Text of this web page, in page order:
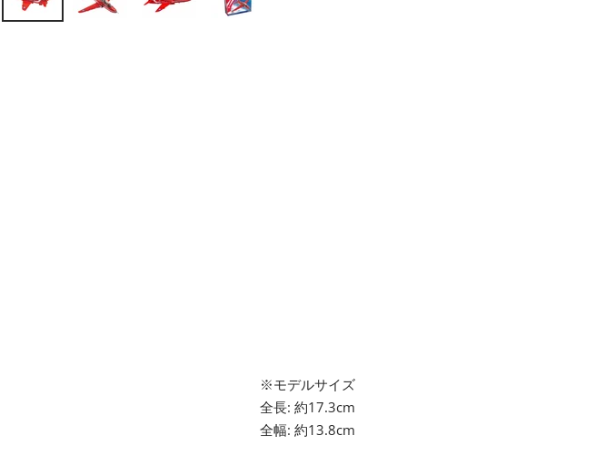
イ
※モデルサイズ
全長: 約17.3cm
全幅: 約13.8cm